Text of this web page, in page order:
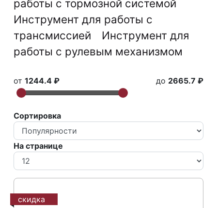
работы с тормозной системой
Инструмент для работы с
трансмиссией
Инструмент для
работы с рулевым механизмом
от1244.4 ₽ до 2665.7 ₽
Сортировка
На странице
скидка